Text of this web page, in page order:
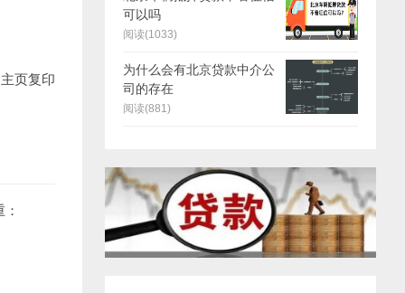
页复印
可以吗
阅读(1033)
为什么会有北京贷款中介公
司的存在
阅读(881)